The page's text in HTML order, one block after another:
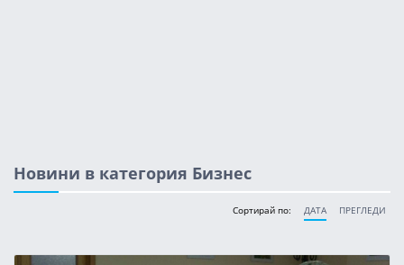
Новини в категория Бизнес
Сортирай по: ДАТА ПРЕГЛЕДИ